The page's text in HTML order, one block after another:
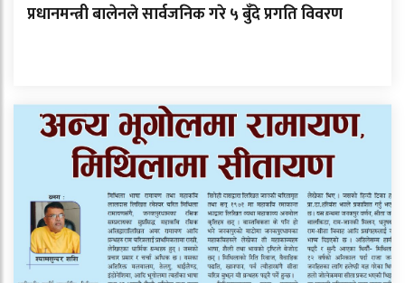
प्रधानमन्त्री बालेनले सार्वजनिक गरे ५ बुँदे प्रगति विवरण